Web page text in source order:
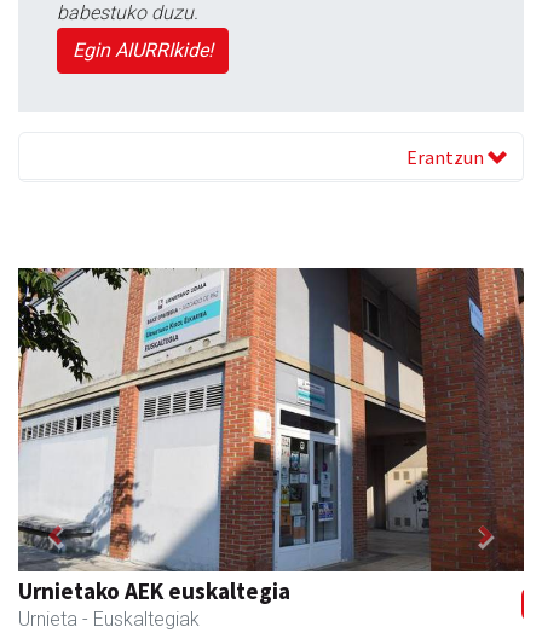
babestuko duzu.
Egin AIURRIkide!
Erantzun
Urnietako AEK euskaltegia
Urnieta - Euskaltegiak
Previous Next